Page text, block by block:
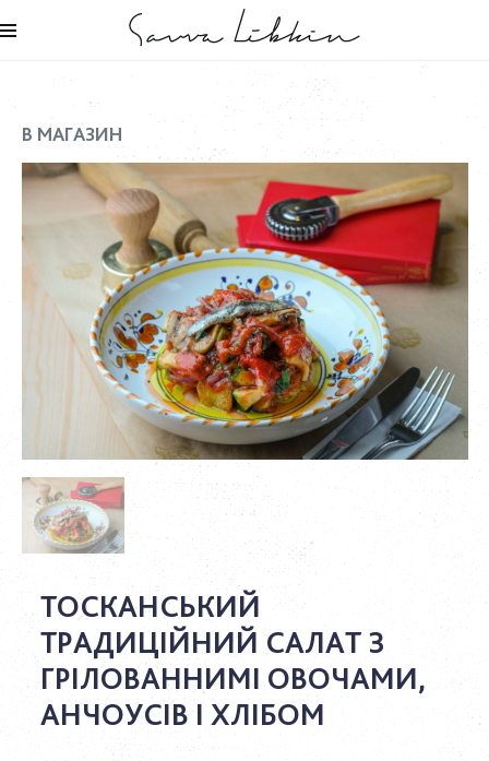
В МАГАЗИН
ТОСКАНСЬКИЙ
ТРАДИЦІЙНИЙ САЛАТ З
ГРІЛОВАННИМІ ОВОЧАМИ,
АНЧОУСІВ І ХЛІБОМ